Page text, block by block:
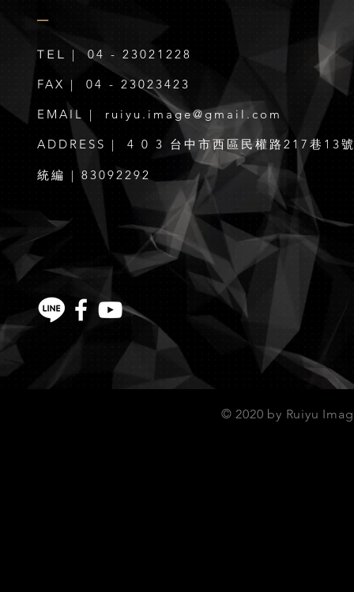
​─
TEL | 04 - 23021228
FAX | 04 - 23023423
EMAIL | ruiyu.image@gmail.com
ADDRESS | 4 0 3 台中市西區民權路217巷13
統編 | 83092292
© 2020 by Ruiyu